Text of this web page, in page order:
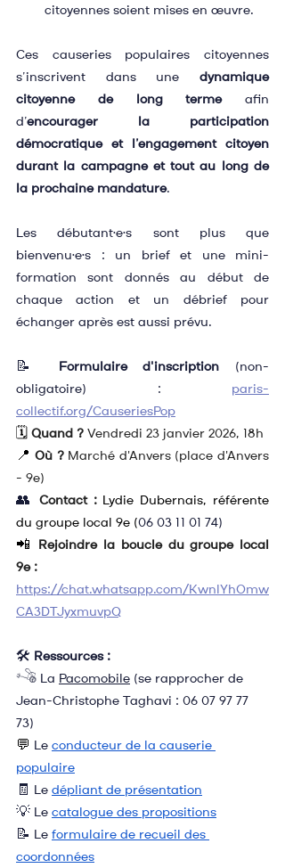
citoyennes soient mises en œuvre.
Ces causeries populaires citoyennes
s’inscrivent dans une dynamique
citoyenne de long terme afin
d’encourager la participation
démocratique et l’engagement citoyen
durant la campagne et tout au long de
la prochaine mandature.
Les débutant·e·s sont plus que
bienvenu·e·s : un brief et une mini-
formation sont donnés au début de
chaque action et un débrief pour
échanger après est aussi prévu.
📝 Formulaire d'inscription (non-
obligatoire) : paris-
collectif.org/CauseriesPop
🗓️ Quand ? Vendredi 23 janvier 2026, 18h
📍 Où ? Marché d'Anvers (place d'Anvers
- 9e)
👥
Contact : Lydie Dubernais, référente
du groupe local 9e (06 03 11 01 74)
📲
Rejoindre la boucle du groupe local
9e :
https://chat.whatsapp.com/KwnlYhOmw
CA3DTJyxmuvpQ
🛠️ Ressources :
𓌝 La Pacomobile (se rapprocher de
Jean-Christophe Taghavi : 06 07 97 77
73)
💬 Le conducteur de la causerie
populaire
🧾
Le dépliant de présentation
💡 Le catalogue des propositions
📝 Le formulaire de recueil des
coordonnées